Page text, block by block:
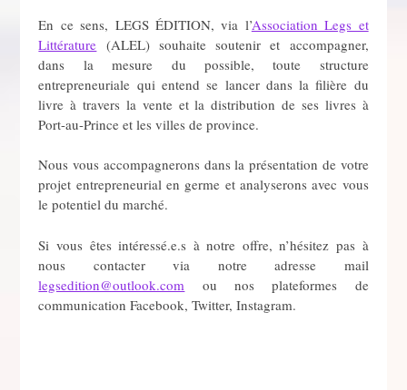
En ce sens, LEGS ÉDITION, via l’Association Legs et
Littérature (ALEL) souhaite soutenir et accompagner,
dans la mesure du possible, toute structure
entrepreneuriale qui entend se lancer dans la filière du
livre à travers la vente et la distribution de ses livres à
Port-au-Prince et les villes de province.
Nous vous accompagnerons dans la présentation de votre
projet entrepreneurial en germe et analyserons avec vous
le potentiel du marché.
Si vous êtes intéressé.e.s à notre offre, n’hésitez pas à
nous contacter via notre adresse mail
legsedition@outlook.com ou nos plateformes de
communication Facebook, Twitter, Instagram.